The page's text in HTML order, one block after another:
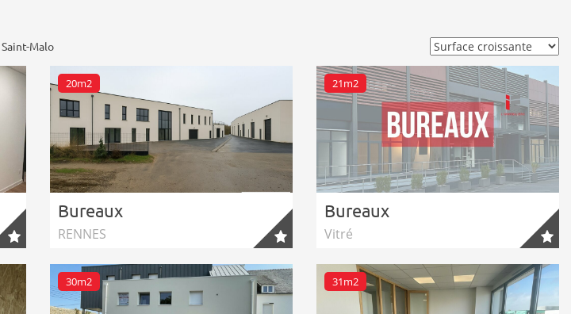
Saint-Malo
20m2
Bureaux
RENNES
21m2
Bureaux
Vitré
30m2 31m2